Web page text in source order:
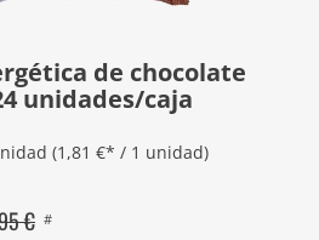
chocolate
unidades/caja
(1,81 €* / 1 unidad)
€ #